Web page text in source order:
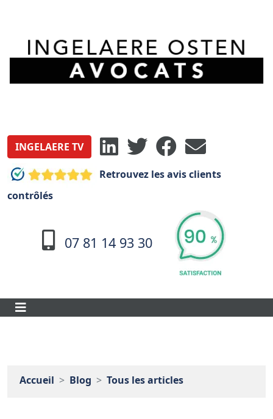
INGELAERE TV
Retrouvez les avis clients
contrôlés
07 81 14 93 30
Accueil Blog Tous les articles